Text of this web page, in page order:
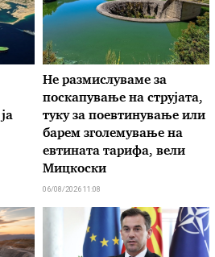
Не размислуваме за
поскапување на струјата,
туку за поевтинување или
барем зголемување на
евтината тарифа, вели
Мицкоски
06/08/2026 11:08